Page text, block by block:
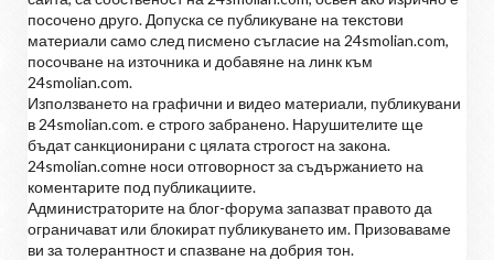
посочено друго. Допуска се публикуване на текстови
материали само след писмено съгласие на 24smolian.com,
посочване на източника и добавяне на линк към
24smolian.com.
Използването на графични и видео материали, публикувани
в 24smolian.com. е строго забранено. Нарушителите ще
бъдат санкционирани с цялата строгост на закона.
24smolian.comне носи отговорност за съдържанието на
коментарите под публикациите.
Администраторите на блог-форума запазват правото да
ограничават или блокират публикуването им. Призоваваме
ви за толерантност и спазване на добрия тон.